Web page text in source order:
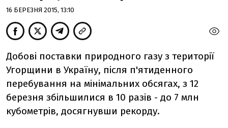
16 БЕРЕЗНЯ 2015, 13:10
Добові поставки природного газу з території
Угорщини в Україну, після п'ятиденного
перебування на мінімальних обсягах, з 12
березня збільшилися в 10 разів - до 7 млн
кубометрів, досягнувши рекорду.